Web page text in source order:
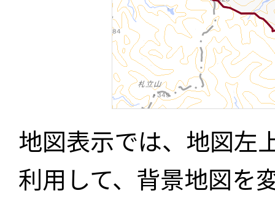
地図表示では、地図左
利用して、背景地図を